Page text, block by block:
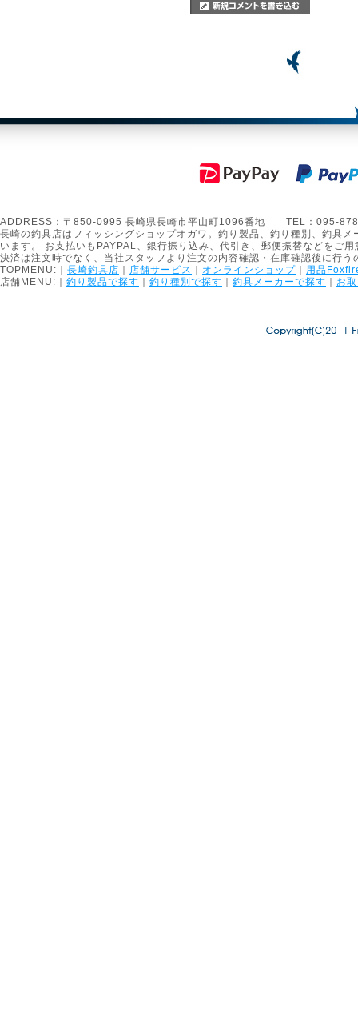
ADDRESS：〒850-0995 長崎県長崎市平山町1096番地 TEL：
長崎の釣具店はフィッシングショップオガワ。釣り製品、釣り種別、釣具
います。 お支払いもPAYPAL、銀行振り込み、代引き、郵便振替などをご用
決済は注文時でなく、当社スタッフより注文の内容確認・在庫確認後に行
TOPMENU:｜ 長崎釣具店 ｜ 店舗サービス ｜ オンラインショップ ｜ 用品
店舗MENU:｜ 釣り製品で探す ｜ 釣り種別で探す ｜ 釣具メーカーで探す ｜ お